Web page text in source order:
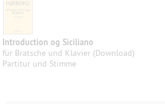
Introduction og Siciliano
für Bratsche und Klavier (Download)
Partitur und Stimme